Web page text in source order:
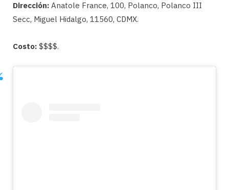
Dirección: Anatole France, 100, Polanco, Polanco III
Secc, Miguel Hidalgo, 11560, CDMX.
Costo: $$$$.